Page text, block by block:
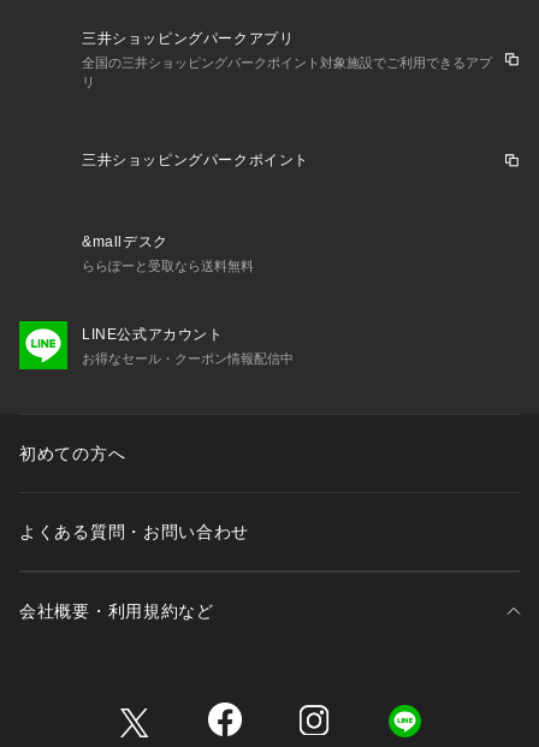
・快適な風合いをキープ
肌離れが良く、さらりとした肌触り。
パンツを選ばずバランス良く決まる。
長く愛用できる汎用性の高さが魅力。
トレンドのスポーツアイテムからインスピレーションを得た、
胸元のエンブレム刺繍とロゴが目を惹くポロシャツです。
肩周りはゆったりとしたドロップショルダーを採用し、一枚着
るだけで今っぽい抜け感のあるシルエットが完成します。
表面に細やかな凹凸感を持たせた、表情豊かな生地を使用して
いを楽しめるのが魅力。
三井ショッピングパークアプリ
全国の三井ショッピングパークポイント対象施設でご利用できるアプ
リ
三井ショッピングパークポイント
&mallデスク
ららぽーと受取なら送料無料
LINE公式アカウント
お得なセール・クーポン情報配信中
初めての方へ
よくある質問・お問い合わせ
会社概要・利用規約など